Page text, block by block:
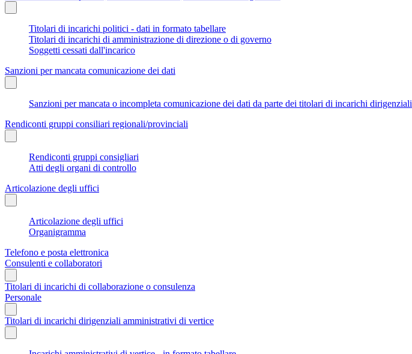
Titolari di incarichi politici - dati in formato tabellare
Titolari di incarichi di amministrazione di direzione o di governo
Soggetti cessati dall'incarico
Sanzioni per mancata comunicazione dei dati
Sanzioni per mancata o incompleta comunicazione dei dati da parte dei titolari di incarichi dirigenziali
Rendiconti gruppi consiliari regionali/provinciali
Rendiconti gruppi consigliari
Atti degli organi di controllo
Articolazione degli uffici
Articolazione degli uffici
Organigramma
Telefono e posta elettronica
Consulenti e collaboratori
Titolari di incarichi di collaborazione o consulenza
Personale
Titolari di incarichi dirigenziali amministrativi di vertice